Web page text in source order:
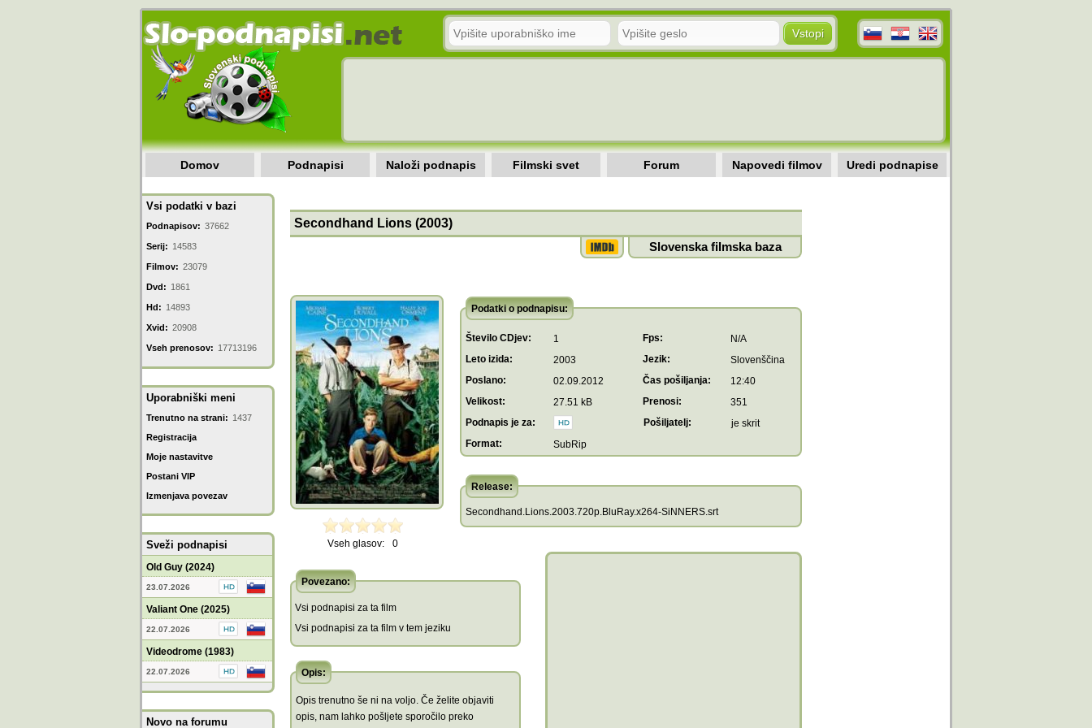
Domov Podnapisi Naloži podnapis Filmski svet Forum Napovedi filmov Uredi podnapise
Vsi podatki v bazi
Podnapisov: 37662
Serij: 14583
Filmov: 23079
Dvd: 1861
Hd: 14893
Xvid: 20908
Vseh prenosov: 17713196
Uporabniški meni
Trenutno na strani: 1437
Registracija
Moje nastavitve
Postani VIP
Izmenjava povezav
Sveži podnapisi
Old Guy (2024)
23.07.2026
Valiant One (2025)
22.07.2026
Videodrome (1983)
22.07.2026
Novo na forumu
Secondhand Lions (2003)
Slovenska filmska baza
Vseh glasov: 0
Podatki o podnapisu:
Število CDjev: 1 Fps:
N/A
Leto izida:
2003 Jezik:
Slovenščina
Poslano:
02.09.2012 Čas pošiljanja:
12:40
Velikost:
27.51 kB Prenosi:
351
Podnapis je za:
Pošiljatelj:
je skrit
Format:
SubRip
Release:
Secondhand.Lions.2003.720p.BluRay.x264-SiNNERS.srt
Povezano:
Vsi podnapisi za ta film
Vsi podnapisi za ta film v tem jeziku
Opis:
Opis trenutno še ni na voljo. Če želite objaviti
opis, nam lahko pošljete sporočilo preko